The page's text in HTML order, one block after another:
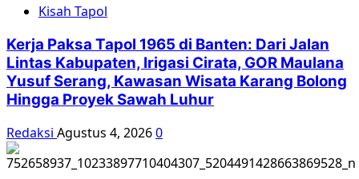
Aksi
Apa
Harapan
Mereka?
Kisah Tapol
Kerja Paksa Tapol 1965 di Banten: Dari Jalan
Lintas Kabupaten, Irigasi Cirata, GOR Maulana
Yusuf Serang, Kawasan Wisata Karang Bolong
Hingga Proyek Sawah Luhur
Redaksi Agustus 4, 20260